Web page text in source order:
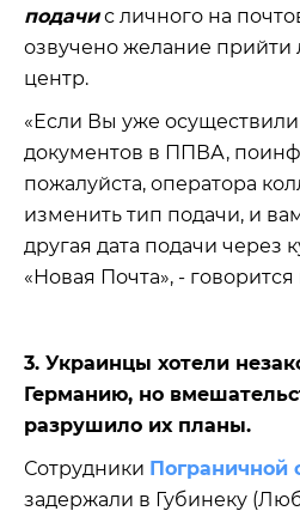
подачис личного на
озвучено желание прийти
центр.
«Если Вы уже
документов в ППВА,
пожалуйста, оператора
изменить тип подачи, и
другая дата подачи через
«Новая Почта», - говорится
3. Украинцы хотели
Германию, но
разрушило их планы.
Сотрудники
задержали в Губинеку